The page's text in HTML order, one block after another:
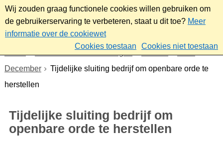
Wij zouden graag functionele cookies willen gebruiken om
de gebruikerservaring te verbeteren, staat u dit toe? Meer
informatie over de cookiewet
Cookies toestaan
Cookies niet toestaan
Nieuws & bekendmakingen Nieuws
2025
December
Tijdelijke sluiting bedrijf om openbare orde te
herstellen
Tijdelijke sluiting bedrijf om
openbare orde te herstellen